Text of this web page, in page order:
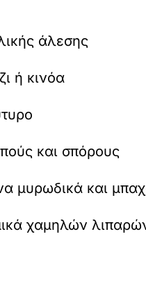
άλεσης
ή κινόα
και σπόρους
μυρωδικά και
χαμηλών